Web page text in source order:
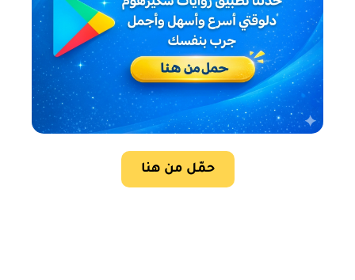
حمّل من هنا